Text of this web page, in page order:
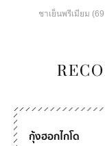
ชาเย็นพรีเมียม
กุ้งฮอกไกโด